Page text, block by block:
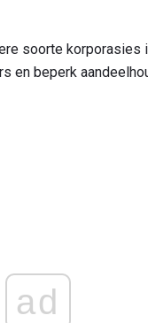
soorte korporasies
en beperk
ad